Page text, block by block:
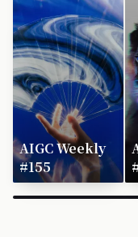
AIGC Weekly
#155